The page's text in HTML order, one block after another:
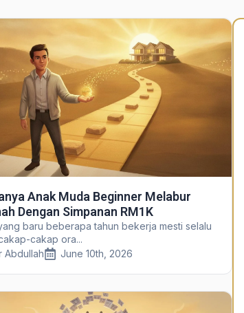
Anak Muda Beginner Melabur
Dengan Simpanan RM1K
baru beberapa tahun bekerja mesti selalu
cakap ora...
Abdullah
June 10th, 2026